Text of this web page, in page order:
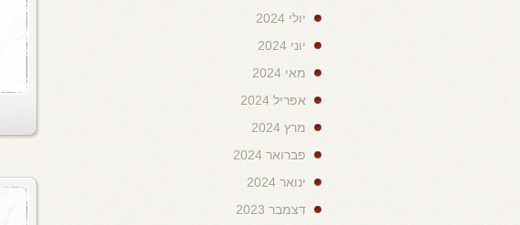
יולי 2024
יוני 2024
מאי 2024
אפריל 2024
מרץ 2024
פברואר 2024
ינואר 2024
דצמבר 2023